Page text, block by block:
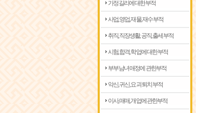
가정 길리에 대한부적
사업, 영업, 재물, 재수 부적
취직, 직장생활, 공직, 출세 부적
시험, 합격, 학업에 대한 부적
부부 남녀 애정에 관한부적
악신, 귀신, 요괴 퇴치 부적
이사, 매매, 개업에 관한부적